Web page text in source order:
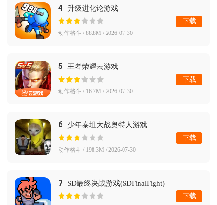
4 升级进化论游戏
动作格斗 / 88.8M / 2026-07-30
下载
5 王者荣耀云游戏
动作格斗 / 16.7M / 2026-07-30
下载
6 少年泰坦大战奥特人游戏
动作格斗 / 198.3M / 2026-07-30
下载
7 SD最终决战游戏(SDFinalFight)
下载